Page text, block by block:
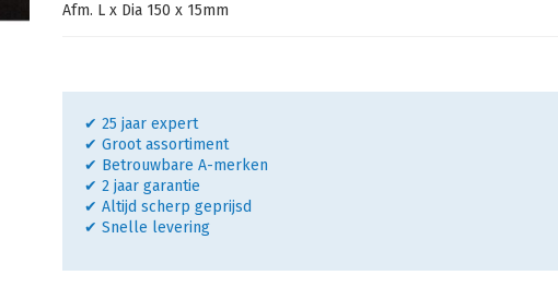
Afm. L x Dia 150 x 15mm
✔ 25 jaar expert
✔ Groot assortiment
✔ Betrouwbare A-merken
✔ 2 jaar garantie
✔ Altijd scherp geprijsd
✔ Snelle levering